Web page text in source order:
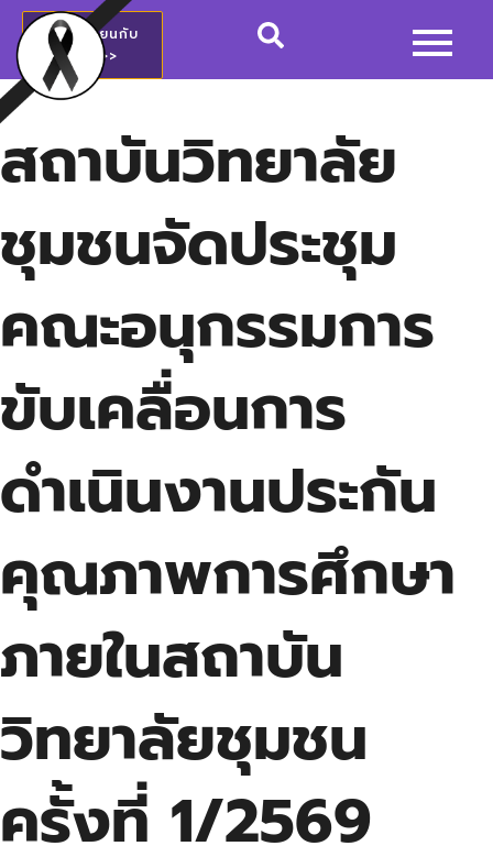
สมัครเรียนกับ
วชช.>>
สถาบันวิทยาลัย
ชุมชนจัดประชุม
คณะอนุกรรมการ
ขับเคลื่อนการ
ดำเนินงานประกัน
คุณภาพการศึกษา
ภายในสถาบัน
วิทยาลัยชุมชน
ครั้งที่ 1/2569